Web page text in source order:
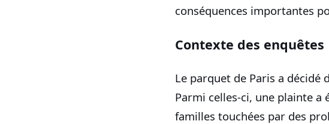
conséquences importantes
Contexte des enquêtes
Le parquet de Paris a décidé
Parmi celles-ci, une plainte a
familles touchées par des